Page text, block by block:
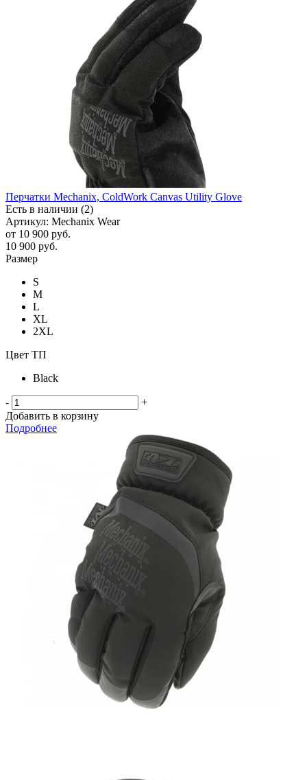
Перчатки Mechanix, ColdWork Canvas Utility Glove
Есть в наличии (2)
Артикул: Mechanix Wear
от 10 900 руб.
10 900 руб.
Размер
S
M
L
XL
2XL
Цвет ТП
Black
-
+
Добавить в корзину
Подробнее